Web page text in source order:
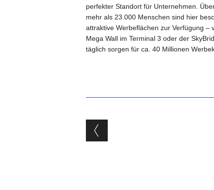
perfekter Standort für Unternehmen.
mehr als 23.000 Menschen sind hier
attraktive Werbeflächen zur Verfügung
Mega Wall im Terminal 3 oder der
täglich sorgen für ca. 40 Millionen